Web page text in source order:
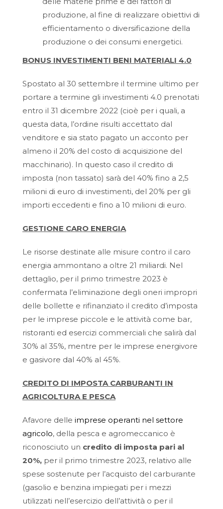
produzione, al fine di realizzare obiettivi di
efficientamento o diversificazione della
produzione o dei consumi energetici.
BONUS INVESTIMENTI BENI MATERIALI 4.0
Spostato al 30 settembre il termine ultimo per
portare a termine gli investimenti 4.0 prenotati
entro il 31 dicembre 2022 (cioè per i quali, a
questa data, l’ordine risulti accettato dal
venditore e sia stato pagato un acconto per
almeno il 20% del costo di acquisizione del
macchinario). In questo caso il credito di
imposta (non tassato) sarà del 40% fino a 2,5
milioni di euro di investimenti, del 20% per gli
importi eccedenti e fino a 10 milioni di euro.
GESTIONE CARO ENERGIA
Le risorse destinate alle misure contro il caro
energia ammontano a oltre 21 miliardi. Nel
dettaglio, per il primo trimestre 2023 è
confermata l’eliminazione degli oneri impropri
delle bollette e rifinanziato il credito d’imposta
per le imprese piccole e le attività come bar,
ristoranti ed esercizi commerciali che salirà dal
30% al 35%, mentre per le imprese energivore
e gasivore dal 40% al 45%.
CREDITO DI IMPOSTA CARBURANTI IN
AGRICOLTURA E PESCA
Afavore delle imprese operanti nel settore
agricolo, della pesca e agromeccanico è
riconosciuto un credito di imposta pari al
20%, per il primo trimestre 2023, relativo alle
spese sostenute per l’acquisto del carburante
(gasolio e benzina impiegati per i mezzi
utilizzati nell’esercizio dell’attività o per il